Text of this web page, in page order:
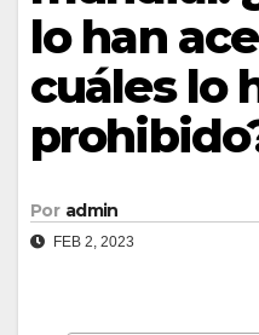
lo han
cuáles lo
Por admin
FEB 2, 2023